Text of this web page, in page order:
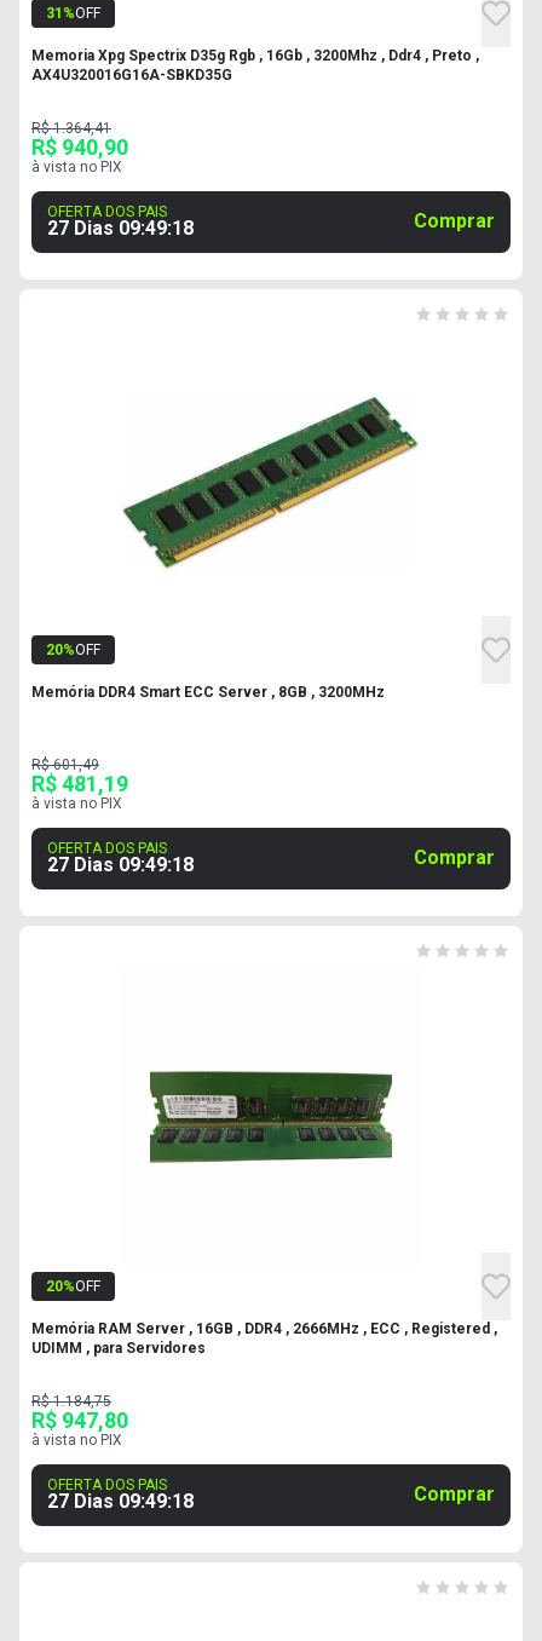
31 %OFF
Memoria Xpg Spectrix D35g Rgb , 16Gb , 3200Mhz , Ddr4 , Preto ,
AX4U320016G16A-SBKD35G
R$ 1.364,41
R$ 940,90
à vista no PIX
OFERTA DOS PAIS
27 Dias 09:49:17 Comprar
20%OFF
Memória DDR4 Smart ECC Server , 8GB , 3200MHz
R$ 601,49
R$ 481,19
à vista no PIX
OFERTA DOS PAIS
27 Dias 09:49:17 Comprar
20%OFF
Memória RAM Server , 16GB , DDR4 , 2666MHz , ECC , Registered ,
UDIMM , para Servidores
R$ 1.184,75
R$ 947,80
à vista no PIX
OFERTA DOS PAIS
27 Dias 09:49:17 Comprar